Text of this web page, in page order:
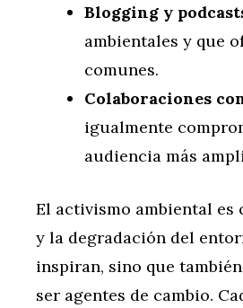
Blogging y
ambientales y que
comunes.
Colaboraciones
igualmente
audiencia más
El activismo ambiental
y la degradación del
inspiran, sino que
ser agentes de cambio.